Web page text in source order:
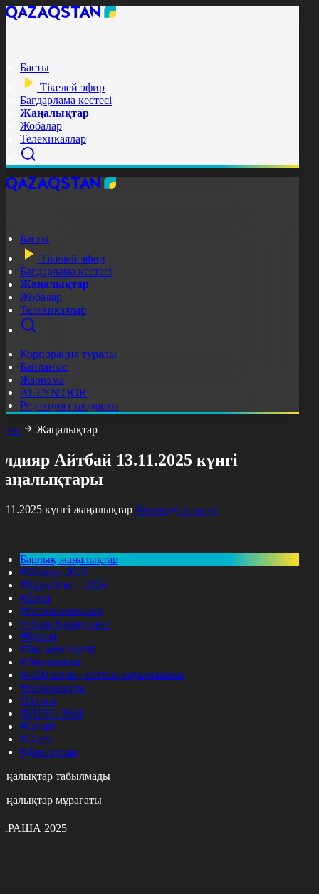
Басты
Тікелей эфир
Бағдарлама кестесі
Жаңалықтар
Жобалар
Телехикаялар
Басты
Тікелей эфир
Бағдарлама кестесі
Жаңалықтар
Жобалар
Телехикаялар
Корпорация туралы
Байланыс
Жарнама
ALTYN QOR
Редакция стандарты
Жаңалықтар
Айтбай 13.11.2025 күнгі
күнгі жаңалықтар Фильтрді тазалау
Барлық жаңалықтар
#Жолдау 2025
#Құрылтай - 2026
#Апта
#Ресми оқиғалар
#«Таза Қазақстан»
#Қоғам
#Заң мен тәртіп
#Экономика
#«100 кітап» ұлттық сауалнамасы
#Референдум
#Оқиға
#EURO 2024
#Спорт
#Әлем
#Денсаулық
табылмады
мұрағаты
2025